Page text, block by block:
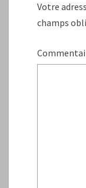
Votre
champs